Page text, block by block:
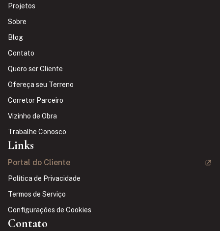
Projetos
Sobre
Blog
Contato
Quero ser Cliente
Ofereça seu Terreno
Corretor Parceiro
Vizinho de Obra
Trabalhe Conosco
Links
Portal do Cliente
Política de Privacidade
Termos de Serviço
Configurações de Cookies
Contato